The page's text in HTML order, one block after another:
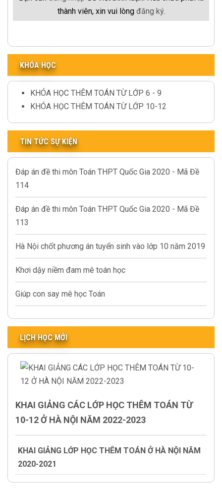
thành viên, xin vui lòng đăng ký.
KHÓA HỌC
KHÓA HỌC THÊM TOÁN TỪ LỚP 6 - 9
KHÓA HỌC THÊM TOÁN TỪ LỚP 10-12
TIN TỨC SỰ KIỆN
Đáp án đề thi môn Toán THPT Quốc Gia 2020 - Mã Đề
114
Đáp án đề thi môn Toán THPT Quốc Gia 2020 - Mã Đề
113
Hà Nội chốt phương án tuyển sinh vào lớp 10 năm 2019
Khơi dậy niềm đam mê toán học
Giúp con say mê học Toán
LỊCH HỌC MỚI
KHAI GIẢNG CÁC LỚP HỌC THÊM TOÁN TỪ
10-12 Ở HÀ NỘI NĂM 2022-2023
KHAI GIẢNG LỚP HỌC THÊM TOÁN Ở HÀ NỘI NĂM
2020-2021